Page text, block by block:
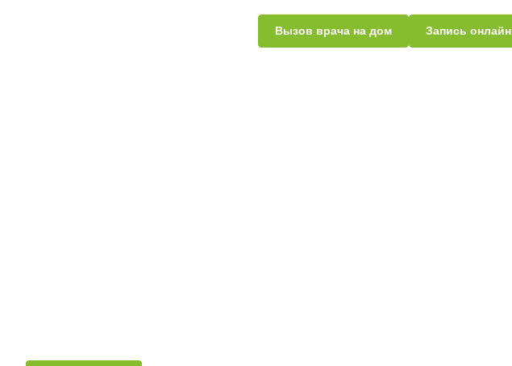
Вызов врача на дом Запись онлайн